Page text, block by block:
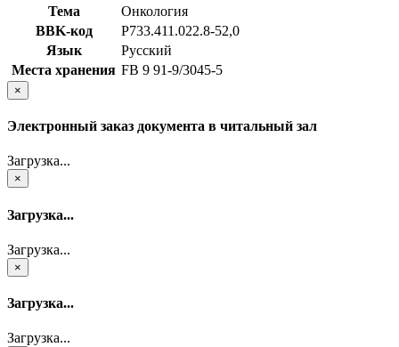
Тема
Онкология
BBK-код
Р733.411.022.8-52,0
Язык
Русский
Места хранения FB 9 91-9/3045-5
×
Электронный заказ документа в читальный зал
Загрузка...
×
Загрузка...
Загрузка...
×
Загрузка...
Загрузка...